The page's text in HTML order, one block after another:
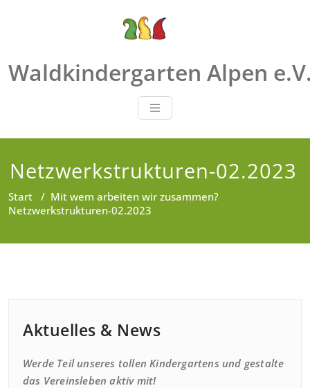
Waldkindergarten Alpen
Netzwerkstrukturen-02.2023
Start / Mit wem arbeiten wir zusammen?
Netzwerkstrukturen-02.2023
Aktuelles & News
Werde Teil unseres tollen Kindergartens und gestalte
das Vereinsleben aktiv mit!